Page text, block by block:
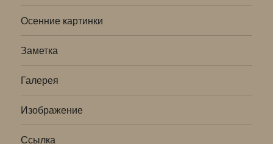
Осенние картинки
Заметка
Галерея
Изображение
Ссылка